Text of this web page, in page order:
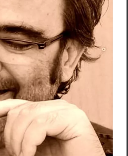
– le poète de l’éveil et
l’unité
Jean-Claude Goiri